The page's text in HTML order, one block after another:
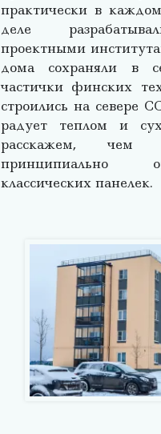
практически в
деле
проектными
дома сохраняли в
частички финских
строились на севере
радует теплом и
расскажем, чем
принципиально
классических панелек.